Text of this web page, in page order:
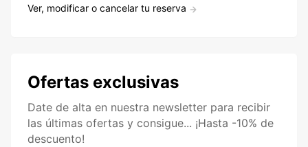
Ver, modificar o cancelar tu reserva
Ofertas exclusivas
Date de alta en nuestra newsletter para recibir
las últimas ofertas y consigue... ¡Hasta -10% de
descuento!